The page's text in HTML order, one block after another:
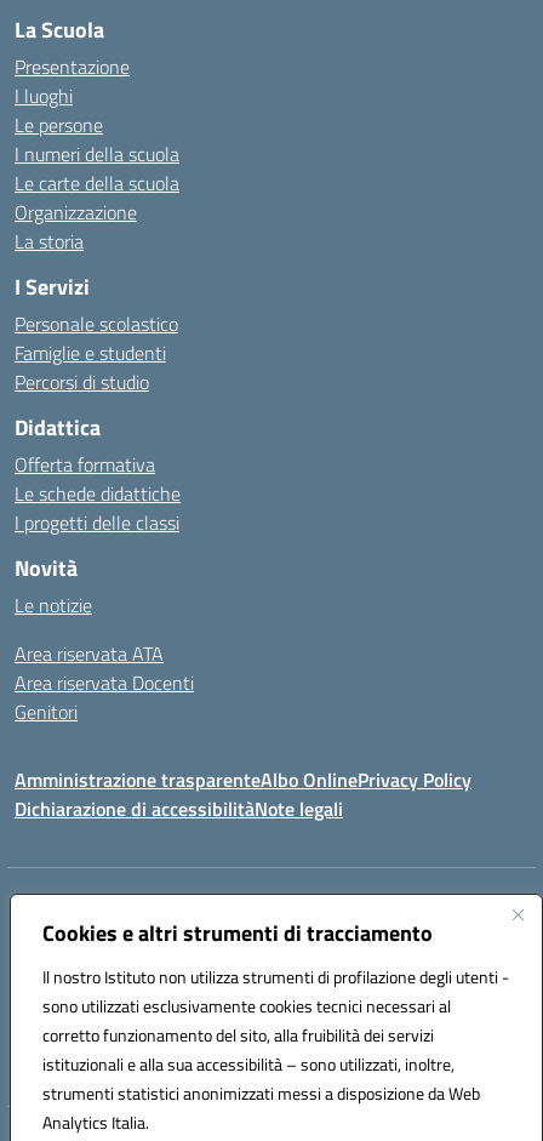
Cookies e altri strumenti di tracciamento
Il nostro Istituto non utilizza strumenti di profilazione degli utenti -
sono utilizzati esclusivamente cookies tecnici necessari al
corretto funzionamento del sito, alla fruibilità dei servizi
istituzionali e alla sua accessibilità – sono utilizzati, inoltre,
strumenti statistici anonimizzati messi a disposizione da Web
Analytics Italia.
La Scuola
Presentazione
I luoghi
Le persone
I numeri della scuola
Le carte della scuola
Organizzazione
La storia
I Servizi
Personale scolastico
Famiglie e studenti
Percorsi di studio
Didattica
Offerta formativa
Le schede didattiche
I progetti delle classi
Novità
Le notizie
Area riservata ATA
Area riservata Docenti
Genitori
Amministrazione trasparenteAlbo OnlinePrivacy Policy
Dichiarazione di accessibilitàNote legali
Indirizzo:
Centralino:0921562586 Email:PAIC820003@istruzione.it
Codice fiscale: 96021870827
Codice meccanografico:
PAIC820003
ERASMUS PLUS